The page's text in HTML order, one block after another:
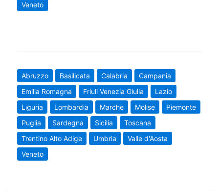
Veneto
Abruzzo Basilicata Calabria
Campania
Emilia Romagna
Friuli Venezia Giulia
Lazio
Liguria
Lombardia Marche Molise
Piemonte
Puglia
Sardegna Sicilia
Toscana
Trentino Alto Adige
Umbria
Valle d'Aosta
Veneto